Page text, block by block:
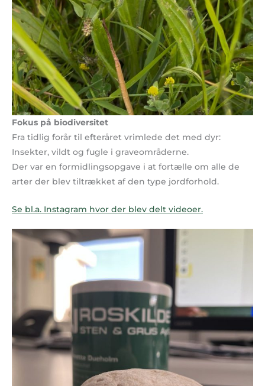
Fokus på biodiversitet
Fra tidlig forår til efteråret vrimlede det med dyr:
Insekter, vildt og fugle i graveområderne.
Der var en formidlingsopgave i at fortælle om alle de
arter der blev tiltrækket af den type jordforhold.
Se bl.a. Instagram hvor der blev delt videoer.